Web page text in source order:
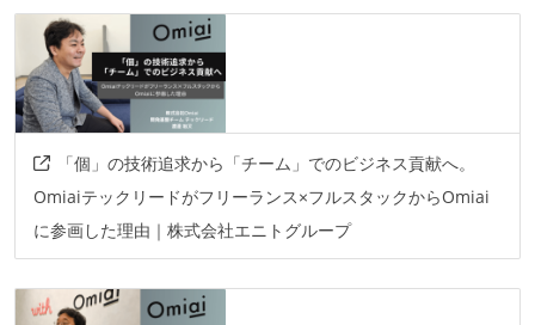
chatgpt
gemini
その他
carthage
swiftui
bitrise
fastlane google-meet
firebase
figma
uikit nimble quick
「個」の技術追求から「チーム」でのビジネス貢献へ。
Omiaiテックリードがフリーランス×フルスタックからOmiai
に参画した理由｜株式会社エニトグループ